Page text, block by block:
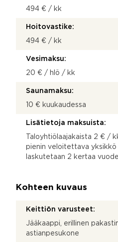
494 € / kk
Hoitovastike:
494 € / kk
Vesimaksu:
20 € / hlö / kk
Saunamaksu:
10 € kuukaudessa
Lisätietoja maksuista:
Taloyhtiölaajakaista 2 € /
pienin veloitettava
laskutetaan 2 kertaa
Kohteen kuvaus
Keittiön varusteet:
Jääkaappi, erillinen
astianpesukone